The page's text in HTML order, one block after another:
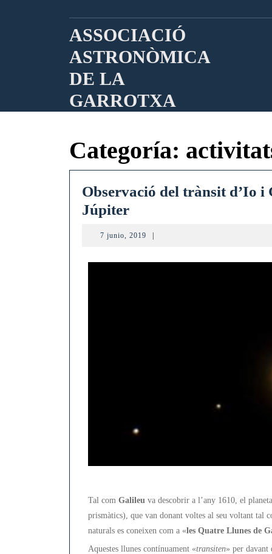
ASSOCIACIÓ
ASTRONÒMICA
DE LA
GARROTXA
Categoría:
Observació del trànsit d’Io i
JúpiterObservació
d’Io
7 junio, 2019
Tal com Galileu va descobrir a l’any 1610, el planeta
prismàtics), que van donant voltes al seu voltant tal
naturals es coneixen com a «les Quatre Llunes de
Aquestes llunes contínuament «transiten» per davant